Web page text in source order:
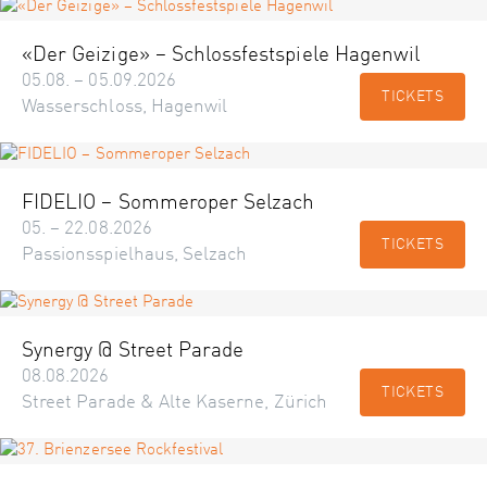
«Der Geizige» – Schlossfestspiele Hagenwil
05.08. – 05.09.2026
Wasserschloss, Hagenwil
TICKETS
FIDELIO – Sommeroper Selzach
05. – 22.08.2026
Passionsspielhaus, Selzach
TICKETS
Synergy @ Street Parade
08.08.2026
Street Parade & Alte Kaserne, Zürich
TICKETS